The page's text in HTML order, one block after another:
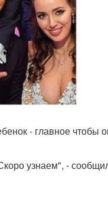
- главное
узнаем", -